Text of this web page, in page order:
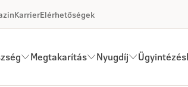
KarrierElérhetőségek
Megtakarítás Nyugdíj Ügyintézés